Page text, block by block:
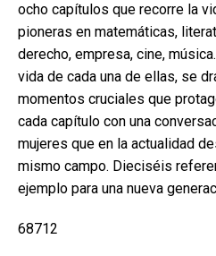
ocho capítulos que recorre la
pioneras en matemáticas,
derecho, empresa, cine,
vida de cada una de ellas, se
momentos cruciales que
cada capítulo con una
mujeres que en la actualidad
mismo campo. Dieciséis
ejemplo para una nueva
68712